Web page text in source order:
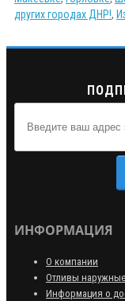
других городах ДНР!,
ИНФОРМАЦИЯ
О компании
Отливы наружные
Информация о